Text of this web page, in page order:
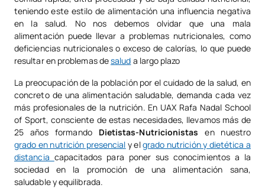
teniendo este estilo de alimentación una influencia negativa
en la salud. No nos debemos olvidar que una mala
alimentación puede llevar a problemas nutricionales, como
deficiencias nutricionales o exceso de calorías, lo que puede
resultar en problemas desalud a largo plazo
La preocupación de la población por el cuidado de la salud, en
concreto de una alimentación saludable, demanda cada vez
más profesionales de la nutrición. En UAX Rafa Nadal School
of Sport, consciente de estas necesidades, llevamos más de
25 años formando Dietistas-Nutricionistasen nuestro
grado en nutrición presencial y elgrado nutrición y dietética a
distancia capacitados para poner sus conocimientos a la
sociedad en la promoción de una alimentación sana,
saludable y equilibrada.